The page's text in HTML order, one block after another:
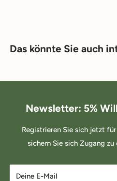
Das könnte Sie auch
Newsletter: 5%
Registrieren Sie sich jetzt
sichern Sie sich Zugang
Deine E-Mail